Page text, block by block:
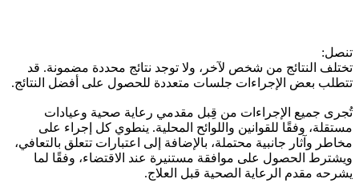
تنصل:
تختلف النتائج من شخص لآخر، ولا توجد نتائج محددة مضمونة. قد
تتطلب بعض الإجراءات جلسات متعددة للحصول على أفضل النتائج.
تُجرى جميع الإجراءات من قِبل مقدمي رعاية صحية وعيادات
مستقلة، وفقًا للقوانين واللوائح المحلية. ينطوي كل إجراء على
مخاطر وآثار جانبية محتملة، بالإضافة إلى اعتبارات تتعلق بالتعافي،
ويشترط الحصول على موافقة مستنيرة عند الاقتضاء، وفقًا لما
يشرحه مقدم الرعاية الصحية قبل العلاج.